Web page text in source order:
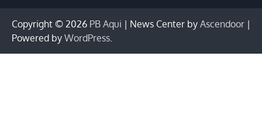
Copyright © 2026 PB Aqui | News Center by Ascendoor |
Powered by WordPress.